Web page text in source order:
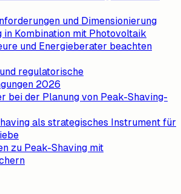
und Dimensionierung
in Kombination mit Photovoltaik
und Energieberater beachten
regulatorische
2026
bei der Planung von Peak-Shaving-
als strategisches Instrument für
zu Peak-Shaving mit